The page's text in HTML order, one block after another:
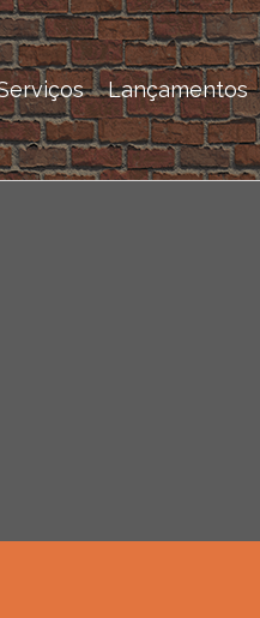
Lançamentos